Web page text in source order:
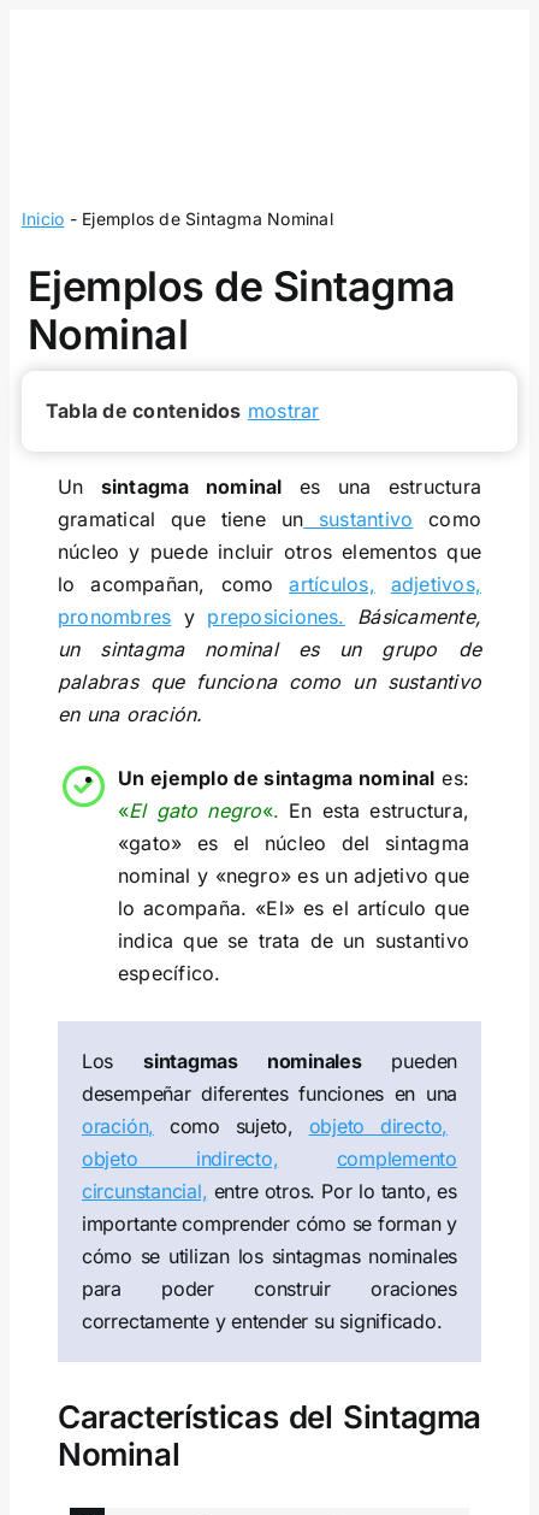
Inicio - Ejemplos de Sintagma Nominal
Ejemplos de Sintagma
Nominal
Tabla de contenidos mostrar
Un sintagma nominal es una estructura
gramatical que tiene un sustantivo como
núcleo y puede incluir otros elementos que
lo acompañan, comoartículos,
adjetivos,
pronombres y preposiciones.
Básicamente,
un sintagma nominal es un grupo de
palabras que funciona como un sustantivo
en una oración.
Un ejemplo de sintagma nominal es:
«El gato negro«. En esta estructura,
«gato» es el núcleo del sintagma
nominal y «negro» es un adjetivo que
lo acompaña. «El» es el artículo que
indica que se trata de un sustantivo
específico.
Lossintagmas nominalespueden
desempeñar diferentes funciones en una
oración, como sujeto, objeto directo,
objeto indirecto,
complemento
circunstancial, entre otros. Por lo tanto, es
importante comprender cómo se forman y
cómo se utilizan los sintagmas nominales
para poder construir oraciones
correctamente y entender su significado.
Características del Sintagma
Nominal